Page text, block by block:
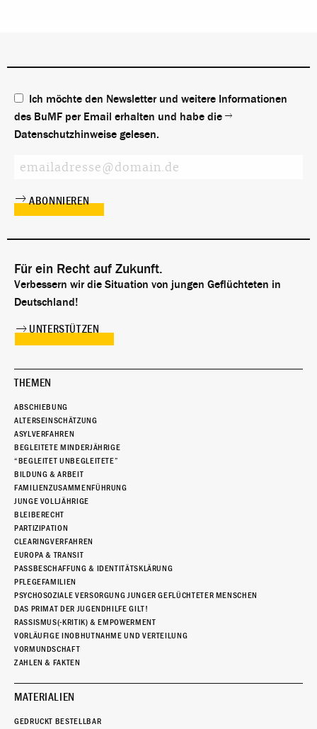
Ich möchte den Newsletter und weitere Informationen
des BuMF per Email erhalten und habe die
Datenschutzhinweise gelesen.
Für ein Recht auf Zukunft.
Verbessern wir die Situation von jungen Geflüchteten in
Deutschland!
UNTERSTÜTZEN
THEMEN
ABSCHIEBUNG
ALTERSEINSCHÄTZUNG
ASYLVERFAHREN
BEGLEITETE MINDERJÄHRIGE
“BEGLEITET UNBEGLEITETE”
BILDUNG & ARBEIT
FAMILIENZUSAMMENFÜHRUNG
JUNGE VOLLJÄHRIGE
BLEIBERECHT
PARTIZIPATION
CLEARINGVERFAHREN
EUROPA & TRANSIT
PASSBESCHAFFUNG & IDENTITÄTSKLÄRUNG
PFLEGEFAMILIEN
PSYCHOSOZIALE VERSORGUNG JUNGER GEFLÜCHTETER MENSCHEN
DAS PRIMAT DER JUGENDHILFE GILT!
RASSISMUS(-KRITIK) & EMPOWERMENT
VORLÄUFIGE INOBHUTNAHME UND VERTEILUNG
VORMUNDSCHAFT
ZAHLEN & FAKTEN
MATERIALIEN
GEDRUCKT BESTELLBAR